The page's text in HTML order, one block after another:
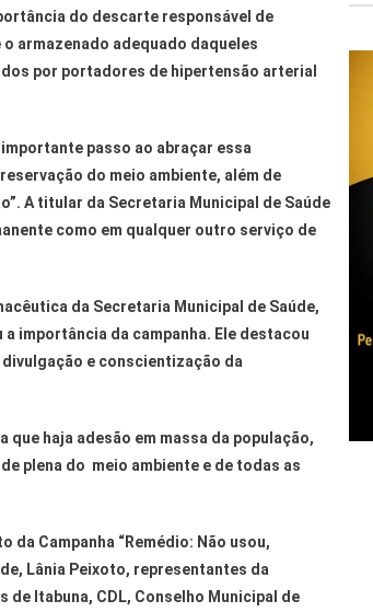
do descarte responsável de
armazenado adequado daqueles
por portadores de hipertensão arterial
passo ao abraçar essa
do meio ambiente, além de
A titular da Secretaria Municipal de Saúde
como em qualquer outro serviço de
da Secretaria Municipal de Saúde,
importância da campanha. Ele destacou
e conscientização da
que haja adesão em massa da população,
plena do meio ambiente e de todas as
da Campanha “Remédio: Não usou,
Lânia Peixoto, representantes da
Itabuna, CDL, Conselho Municipal de